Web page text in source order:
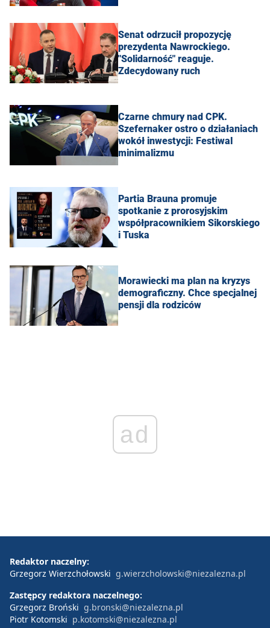
Senat odrzucił propozycję
prezydenta Nawrockiego.
"Solidarność" reaguje.
Zdecydowany ruch
Czarne chmury nad CPK.
Szefernaker ostro o działaniach
wokół inwestycji: Festiwal
minimalizmu
Partia Brauna promuje
spotkanie z prorosyjskim
współpracownikiem Sikorskiego
i Tuska
Morawiecki ma plan na kryzys
demograficzny. Chce specjalnej
pensji dla rodziców
ad
Redaktor naczelny:
Grzegorz Wierzchołowski g.wierzcholowski@niezalezna.pl
Zastępcy redaktora naczelnego:
Grzegorz Broński g.bronski@niezalezna.pl
Piotr Kotomski p.kotomski@niezalezna.pl